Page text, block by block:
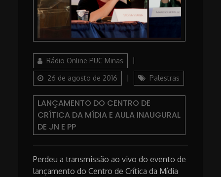
AuthorRádio Online PUC Minas
26 de agosto de 2016
Categories
Palestras
LANÇAMENTO DO CENTRO DE
CRÍTICA DA MÍDIA E AULA INAUGURAL
DE JN E PP
Perdeu a transmissão ao vivo do evento de
lançamento do Centro de Crítica da Mídia